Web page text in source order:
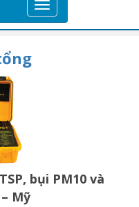
T
o
g
bụi PM10 và
Mỹ